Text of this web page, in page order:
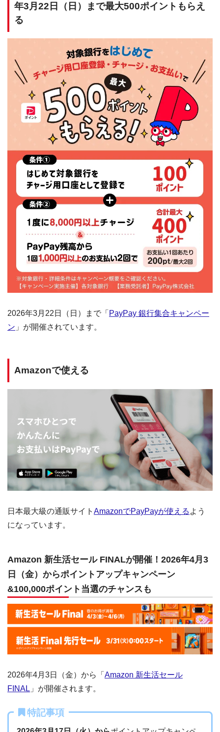
年3月22日（日）まで最大500ポイントもらえ
る
2026年3月22日（日）まで「 PayPay 銀行集合キャンペー
ン 」が開催されています。
Amazonで使える
日本最大級の通販サイト AmazonでPayPayが使える よう
になっています。
Amazon 新生活セール FINALが開催！2026年4月3
日（金）からポイントアップキャンペーン
&100,000ポイント当選のチャンスも
2026年4月3日（金）から「 Amazon 新生活セール
FINAL 」が開催されます。
特記事項